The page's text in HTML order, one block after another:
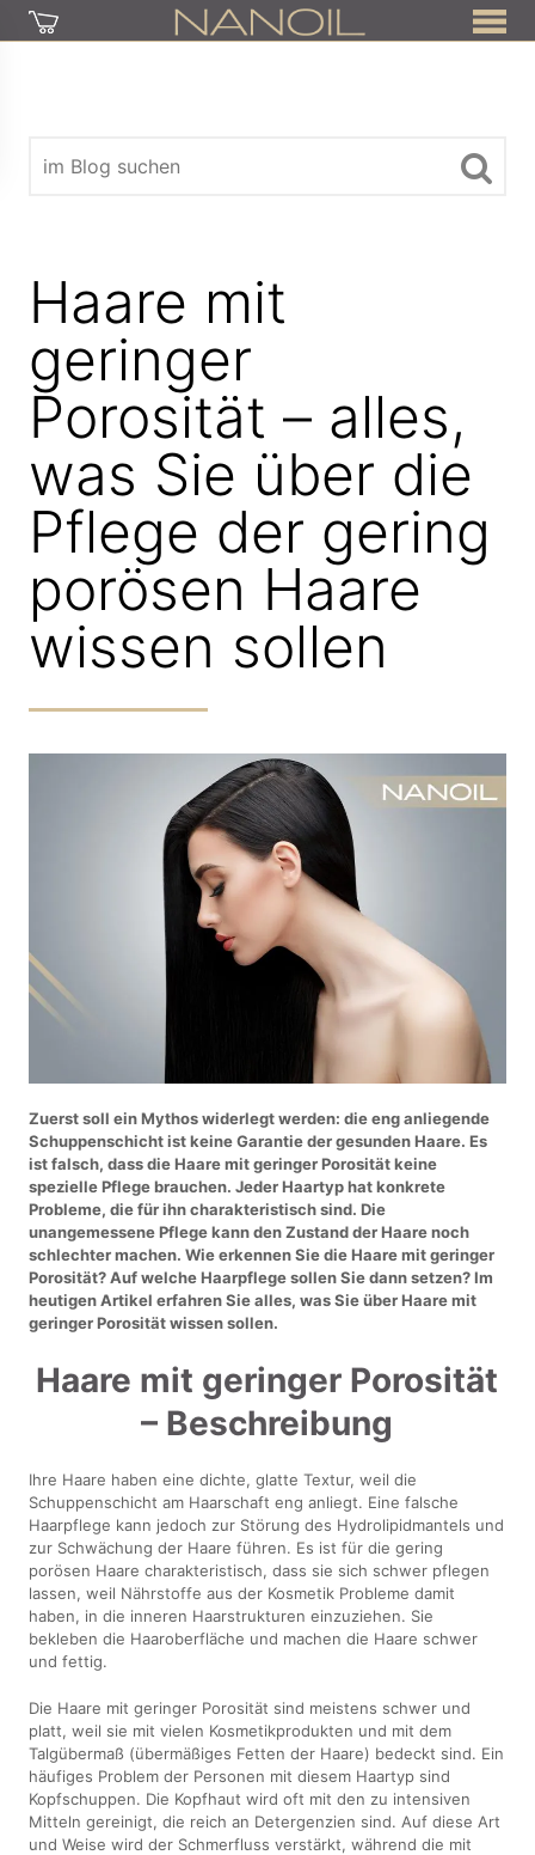
Haare mit
geringer
Porosität – alles,
was Sie über die
Pflege der gering
porösen Haare
wissen sollen
Zuerst soll ein Mythos widerlegt werden: die eng anliegende
Schuppenschicht ist keine Garantie der gesunden Haare. Es
ist falsch, dass die Haare mit geringer Porosität keine
spezielle Pflege brauchen. Jeder Haartyp hat konkrete
Probleme, die für ihn charakteristisch sind. Die
unangemessene Pflege kann den Zustand der Haare noch
schlechter machen. Wie erkennen Sie die Haare mit geringer
Porosität? Auf welche Haarpflege sollen Sie dann setzen? Im
heutigen Artikel erfahren Sie alles, was Sie über Haare mit
geringer Porosität wissen sollen.
Haare mit geringer Porosität
– Beschreibung
Ihre Haare haben eine dichte, glatte Textur, weil die
Schuppenschicht am Haarschaft eng anliegt. Eine falsche
Haarpflege kann jedoch zur Störung des Hydrolipidmantels und
zur Schwächung der Haare führen. Es ist für die gering
porösen Haare charakteristisch, dass sie sich schwer pflegen
lassen, weil Nährstoffe aus der Kosmetik Probleme damit
haben, in die inneren Haarstrukturen einzuziehen. Sie
bekleben die Haaroberfläche und machen die Haare schwer
und fettig.
Die Haare mit geringer Porosität sind meistens schwer und
platt, weil sie mit vielen Kosmetikprodukten und mit dem
Talgübermaß (übermäßiges Fetten der Haare) bedeckt sind. Ein
häufiges Problem der Personen mit diesem Haartyp sind
Kopfschuppen. Die Kopfhaut wird oft mit den zu intensiven
Mitteln gereinigt, die reich an Detergenzien sind. Auf diese Art
und Weise wird der Schmerfluss verstärkt, während die mit